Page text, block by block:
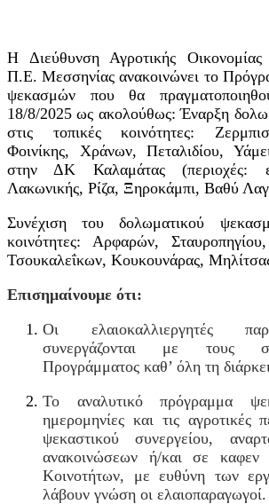
Η Διεύθυνση Αγροτικής Οικονομίας
Π.Ε. Μεσσηνίας ανακοινώνει το
ψεκασμών που θα
18/8/2025 ως ακολούθως: Έναρξη
στις τοπικές κοινότητες:
Φοινίκης, Χράνων, Πεταλιδίου,
στην ΔΚ Καλαμάτας (περιοχές:
Λακωνικής, Ρίζα, Ξηροκάμπι, Βαθύ
Συνέχιση του δολωματικού
κοινότητες: Αρφαρών,
Τσουκαλεΐκων, Κουκουνάρας,
Επισημαίνουμε ότι:
Οι ελαιοκαλλιεργητές
συνεργάζονται με τους
Προγράμματος καθ’ όλη τη
Το αναλυτικό πρόγραμμα
ημερομηνίες και τις αγροτικές
ψεκαστικού συνεργείου,
ανακοινώσεων ή/και σε καφεν
Κοινοτήτων, με ευθύνη των
λάβουν γνώση οι ελαιοπαραγωγοί.